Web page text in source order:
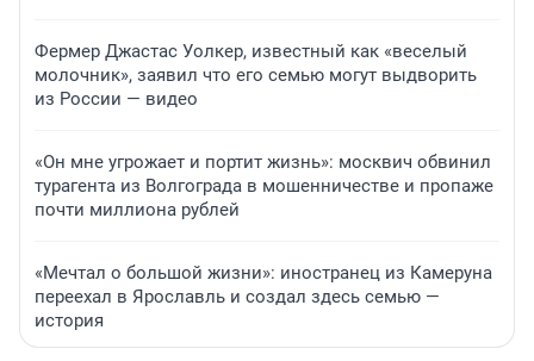
Фермер Джастас Уолкер, известный как «веселый
молочник», заявил что его семью могут выдворить
из России — видео
«Он мне угрожает и портит жизнь»: москвич обвинил
турагента из Волгограда в мошенничестве и пропаже
почти миллиона рублей
«Мечтал о большой жизни»: иностранец из Камеруна
переехал в Ярославль и создал здесь семью —
история